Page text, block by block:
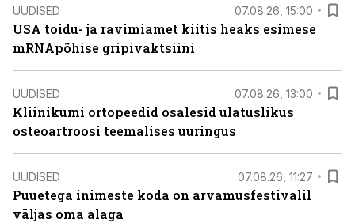
UUDISED 07.08.26, 15:00
USA toidu- ja ravimiamet kiitis heaks esimese
mRNApõhise gripivaktsiini
UUDISED 07.08.26, 13:00
Kliinikumi ortopeedid osalesid ulatuslikus
osteoartroosi teemalises uuringus
UUDISED 07.08.26, 11:27
Puuetega inimeste koda on arvamusfestivalil
väljas oma alaga